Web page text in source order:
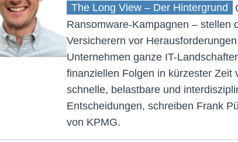
The Long View – Der Hintergrund
Ransomware-Kampagnen – stellen
Versicherern vor
Unternehmen ganze IT-
finanziellen Folgen in kürzester Zeit
schnelle, belastbare und
Entscheidungen, schreiben Frank
von KPMG.